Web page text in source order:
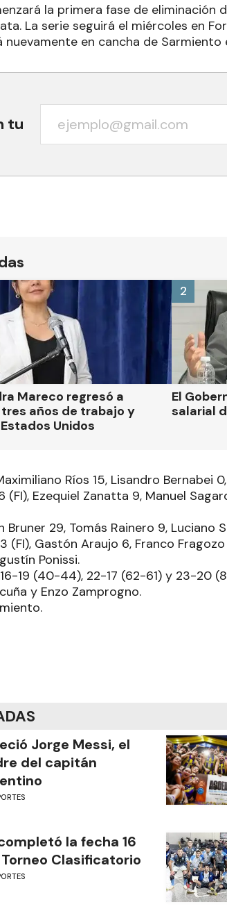
la primera fase de eliminación
La serie seguirá el miércoles en
en cancha de Sarmiento
tu
Mareco regresó a
años de trabajo y
Unidos
El
salarial
2
Ríos 15, Lisandro Bernabei
(FI), Ezequiel Zanatta 9, Manuel
Bruner 29, Tomás Rainero 9, Luciano
(FI), Gastón Araujo 6, Franco
Ponissi.
19 (40-44), 22-17 (62-61) y 23-20
y Enzo Zamprogno.
Jorge Messi, el
del capitán
la fecha 16
Clasificatorio